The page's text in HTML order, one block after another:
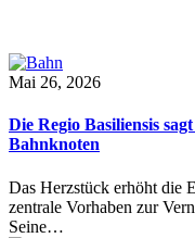
Mai 26, 2026
Die Regio Basiliensis
Bahnknoten
Das Herzstück erhöht die
zentrale Vorhaben zur
Seine…